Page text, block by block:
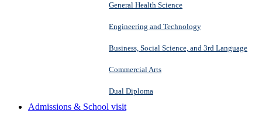
General Health Science
Engineering and Technology
Business, Social Science, and 3rd Language
Commercial Arts
Dual Diploma
Admissions & School visit